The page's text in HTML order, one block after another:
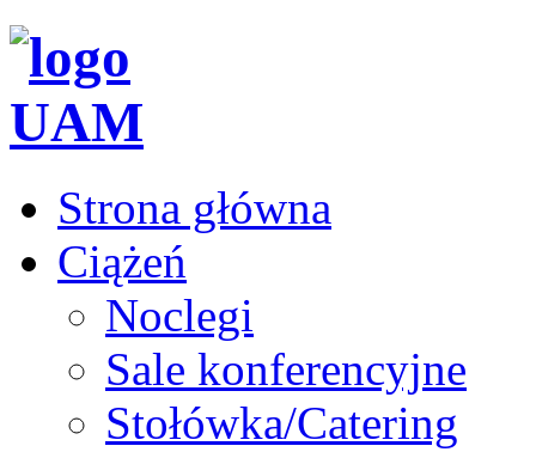
Strona główna
Ciążeń
Noclegi
Sale konferencyjne
Stołówka/Catering